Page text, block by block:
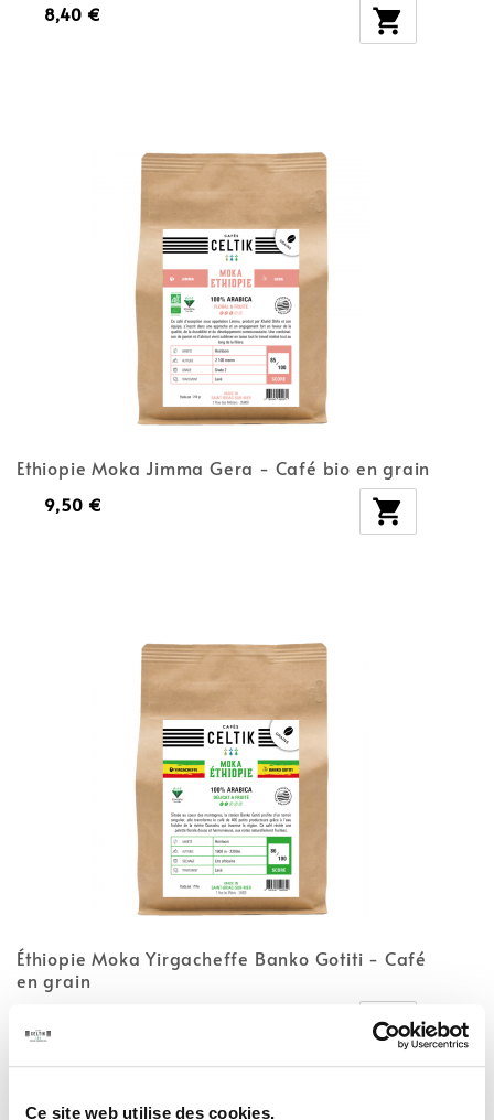
Ce site web utilise des cookies.
8,40 € 
Ethiopie Moka Jimma Gera - Café bio en grain
9,50 € 
Éthiopie Moka Yirgacheffe Banko Gotiti - Café
en grain
